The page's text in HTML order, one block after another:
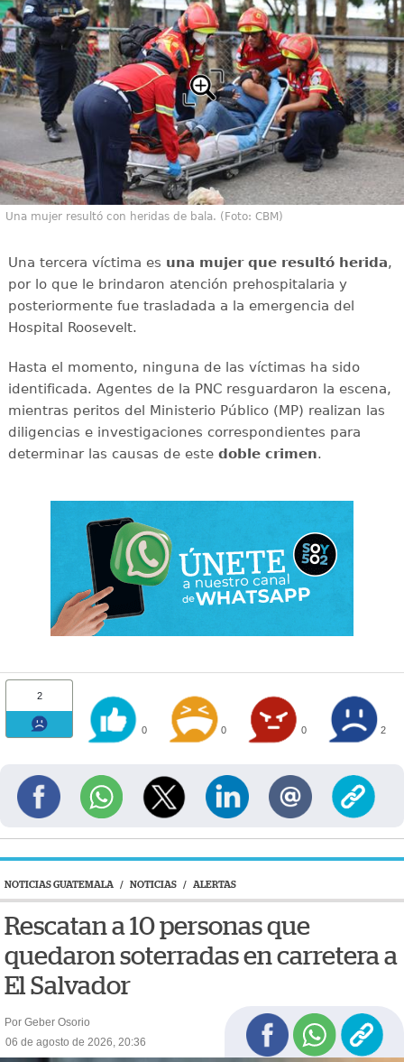
Una mujer resultó con heridas de bala. (Foto: CBM)
Una tercera víctima es una mujer que resultó herida,
por lo que le brindaron atención prehospitalaria y
posteriormente fue trasladada a la emergencia del
Hospital Roosevelt.
Hasta el momento, ninguna de las víctimas ha sido
identificada. Agentes de la PNC resguardaron la escena,
mientras peritos del Ministerio Público (MP) realizan las
diligencias e investigaciones correspondientes para
determinar las causas de este doble crimen.
2
0 0 0 2
NOTICIAS GUATEMALA / NOTICIAS / ALERTAS
Rescatan a 10 personas que
quedaron soterradas en carretera a
El Salvador
Por Geber Osorio
06 de agosto de 2026, 20:36